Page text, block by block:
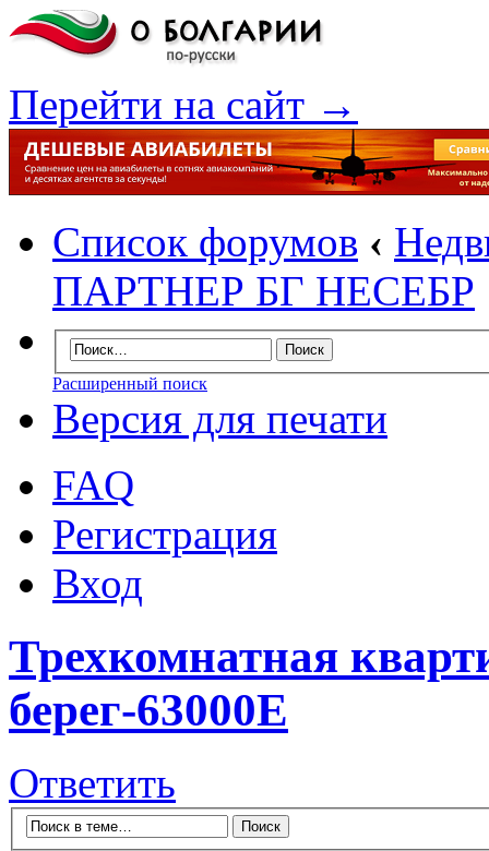
Перейти на сайт →
Список форумов ‹
ПАРТНЕР БГ НЕСЕБР
Расширенный поиск
Версия для печати
FAQ
Регистрация
Вход
Трехкомнатная
берег-63000E
Ответить